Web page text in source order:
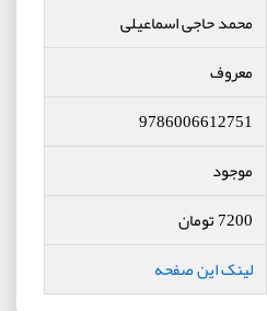
محمد حاجی اسماعیلی
معروف
9786006612751
موجود
7200تومان
لینک این صفحه